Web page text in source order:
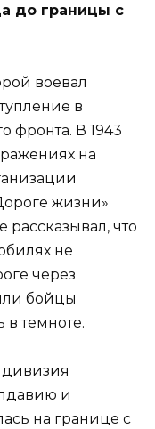
до границы с
воевал
в
фронта. В 1943
на
жизни»
что
не
через
бойцы
в темноте.
дивизия
и
на границе с